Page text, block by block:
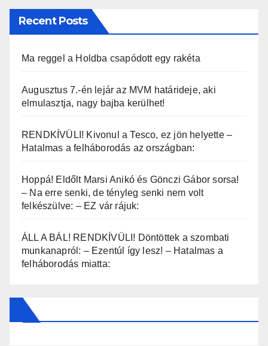
Recent Posts
Ma reggel a Holdba csapódott egy rakéta
Augusztus 7.-én lejár az MVM határideje, aki
elmulasztja, nagy bajba kerülhet!
RENDKÍVÜLI! Kivonul a Tesco, ez jön helyette –
Hatalmas a felháborodás az országban:
Hoppá! Eldőlt Marsi Anikó és Gönczi Gábor sorsa!
– Na erre senki, de tényleg senki nem volt
felkészülve: – EZ vár rájuk:
ÁLL A BÁL! RENDKÍVÜLI! Döntöttek a szombati
munkanapról: – Ezentúl így lesz! – Hatalmas a
felháborodás miatta: